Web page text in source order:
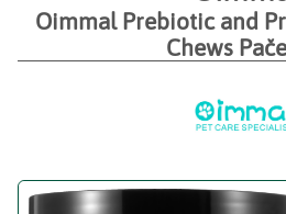
Oimmal Prebiotic and
Chews